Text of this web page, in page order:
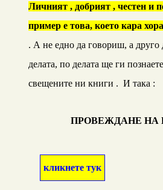
Личният , добрият , честен и
пример е това, което кара
. А не едно да говориш, а
делата, по делата ще ги
свещените ни книги . И така :
ПРОВЕЖДАНЕ НА
кликнете тук